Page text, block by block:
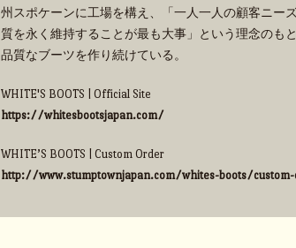
州スポケーンに工場を構え、「一人一人の顧客ニー
質を永く維持することが最も大事」という理念のも
品質なブーツを作り続けている。
WHITE'S BOOTS | Official Site
https://whitesbootsjapan.com/
WHITE’S BOOTS | Custom Order
http://www.stumptownjapan.com/whites-boots/